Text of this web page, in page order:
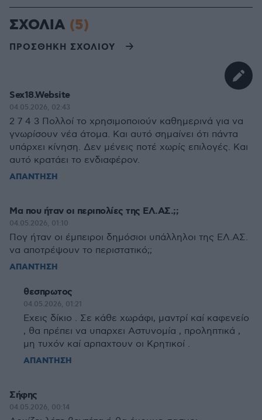
ΣΧΟΛΙΑ (5)
ΠΡΟΣΘΗΚΗ ΣΧΟΛΙΟΥ
Sex18.Website
04.05.2026, 02:43
2 7 4 3 Πολλοί το χρησιμοποιούν καθημερινά για να
γνωρίσουν νέα άτομα. Και αυτό σημαίνει ότι πάντα
υπάρχει κίνηση. Δεν μένεις ποτέ χωρίς επιλογές. Και
αυτό κρατάει το ενδιαφέρον.
ΑΠΑΝΤΗΣΗ
Μα που ήταν οι περιπολίες της ΕΛ.ΑΣ.;;
04.05.2026, 01:10
Πογ ήταν οι έμπειροι δημόσιοι υπάλληλοι της ΕΛ.ΑΣ.
να αποτρέψουν το περιστατικό;;
ΑΠΑΝΤΗΣΗ
θεσπρωτος
04.05.2026, 01:21
Εχεις δίκιο . Σε κάθε χωράφι, μαντρί καί καφενείο
, θα πρέπει να υπαρχει Αστυνομία , προληπτικά ,
μη τυχόν καί αρπαχτουν οι Κρητικοί .
ΑΠΑΝΤΗΣΗ
Σήφης
04.05.2026, 00:14